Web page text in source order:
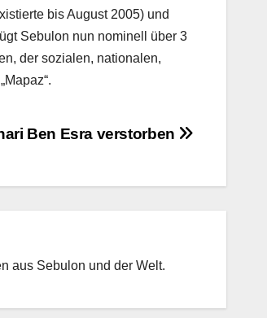
bis August 2005) und
Sebulon nun nominell über 3
der sozialen, nationalen,
Ben Esra verstorben
aus Sebulon und der Welt.